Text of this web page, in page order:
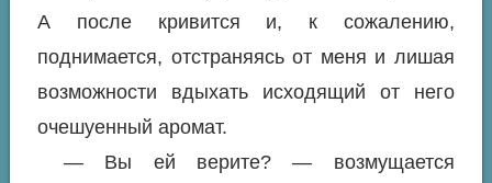
А после кривится и, к сожалению,
поднимается, отстраняясь от меня и лишая
возможности вдыхать исходящий от него
очешуенный аромат.
— Вы ей верите? — возмущается